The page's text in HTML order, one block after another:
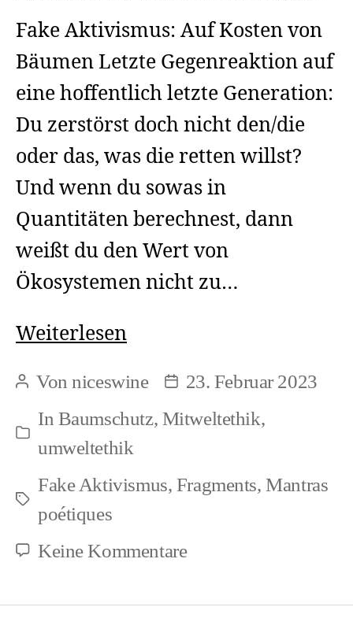
Fake Aktivismus: Auf Kosten von
Bäumen Letzte Gegenreaktion auf
eine hoffentlich letzte Generation:
Du zerstörst doch nicht den/die
oder das, was die retten willst?
Und wenn du sowas in
Quantitäten berechnest, dann
weißt du den Wert von
Ökosystemen nicht zu…
WeiterlesenFake
Auf
Kosten
von
Bäumen
Beitragsautor
Vonniceswine Beitragsdatum
23. Februar 2023
Kategorien
In Baumschutz, Mitweltethik,
umweltethik
Schlagwörter
Fake Aktivismus, Fragments,Mantras
poétiques
Keine Kommentarezu
Aktivismus: